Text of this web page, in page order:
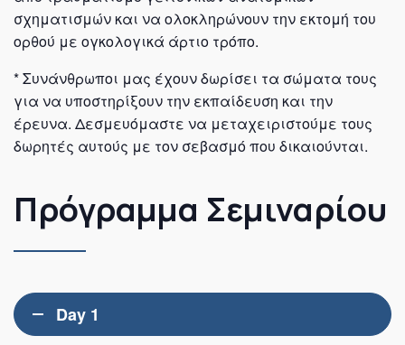
σχηματισμών και να ολοκληρώνουν την εκτομή του
ορθού με ογκολογικά άρτιο τρόπο.
* Συνάνθρωποι μας έχουν δωρίσει τα σώματα τους
για να υποστηρίξουν την εκπαίδευση και την
έρευνα. Δεσμευόμαστε να μεταχειριστούμε τους
δωρητές αυτούς με τον σεβασμό που δικαιούνται.
Πρόγραμμα Σεμιναρίου
Day 1